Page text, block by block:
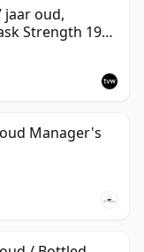
jaar oud,
Strength 1993
Manager's